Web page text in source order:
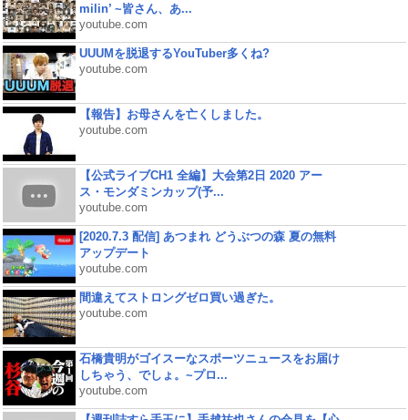
milin’ ~皆さん、あ...
youtube.com
UUUMを脱退するYouTuber多くね?
youtube.com
【報告】お母さんを亡くしました。
youtube.com
【公式ライブCH1 全編】大会第2日 2020 アー
ス・モンダミンカップ(予...
youtube.com
[2020.7.3 配信] あつまれ どうぶつの森 夏の無料
アップデート
youtube.com
間違えてストロングゼロ買い過ぎた。
youtube.com
石橋貴明がゴイスーなスポーツニュースをお届け
しちゃう、でしょ。~プロ...
youtube.com